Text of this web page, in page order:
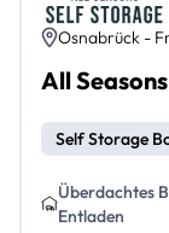
Osnabrück -
Self Storage
Überdachtes
Entladen